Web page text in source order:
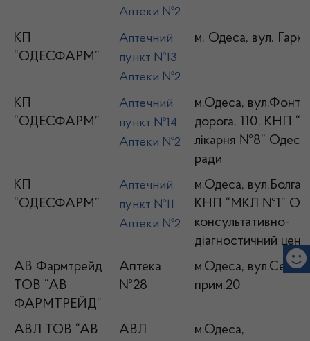
Аптеки №2
КП
“ОДЕСФАРМ”
Аптечний
пункт №13
Аптеки №2
м. Одеса, вул.
КП
“ОДЕСФАРМ”
Аптечний
пункт №14
Аптеки №2
м.Одеса,
дорога, 110, КНП
лікарня №8”
ради
КП
“ОДЕСФАРМ”
Аптечний
пункт №11
Аптеки №2
м.Одеса,
КНП “МКЛ №1”
консультативно-
діагностичний
АВ Фармтрейд
ТОВ “АВ
ФАРМТРЕЙД”
Аптека
№28
м.Одеса,
прим.20
АВЛ ТОВ “АВ
АВЛ
м.Одеса,